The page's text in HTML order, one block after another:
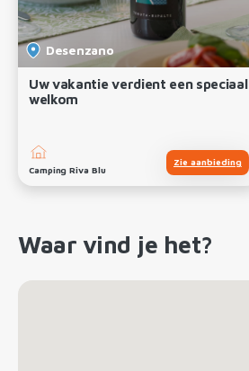
Desenzano
Uw vakantie verdient een speciaal
welkom
Camping Riva Blu
Zie aanbieding
Waar vind je het?